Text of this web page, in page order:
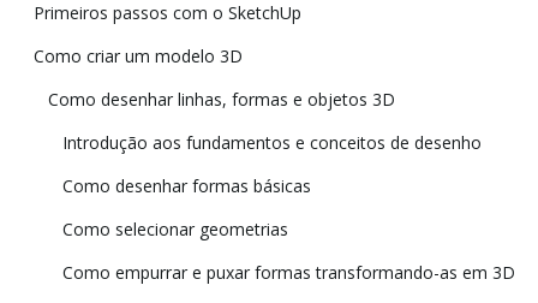
Primeiros passos com o SketchUp
Como criar um modelo 3D
Como desenhar linhas, formas e objetos 3D
Introdução aos fundamentos e conceitos de desenho
Como desenhar formas básicas
Como selecionar geometrias
Como empurrar e puxar formas transformando-as em 3D